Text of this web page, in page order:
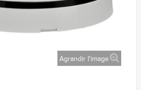
Agrandir l'image